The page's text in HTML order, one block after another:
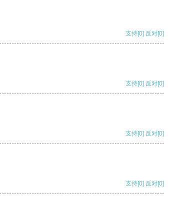
支持[0] 反对[0]
支持[0] 反对[0]
支持[0] 反对[0]
支持[0] 反对[0]